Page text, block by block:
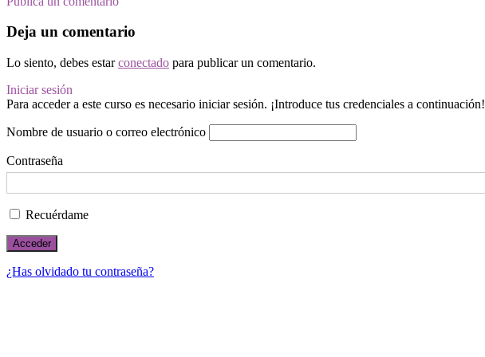
Deja un comentario
Lo siento, debes estarconectado para publicar un comentario.
Iniciar sesión
Para acceder a este curso es necesario iniciar sesión. ¡Introduce tus credenciales a continuación!
Nombre de usuario o correo electrónico
Contraseña
Recuérdame
¿Has olvidado tu contraseña?